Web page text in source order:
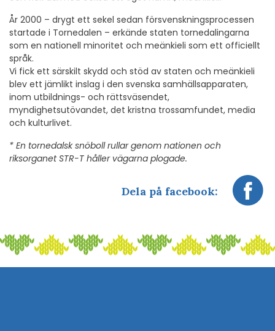
År 2000 – drygt ett sekel sedan försvenskningsprocessen
startade i Tornedalen – erkände staten tornedalingarna
som en nationell minoritet och meänkieli som ett officiellt
språk.
Vi fick ett särskilt skydd och stöd av staten och meänkieli
blev ett jämlikt inslag i den svenska samhällsapparaten,
inom utbildnings- och rättsväsendet,
myndighetsutövandet, det kristna trossamfundet, media
och kulturlivet.
* En tornedalsk snöboll rullar genom nationen och
riksorganet STR-T håller vägarna plogade.
Dela på facebook: